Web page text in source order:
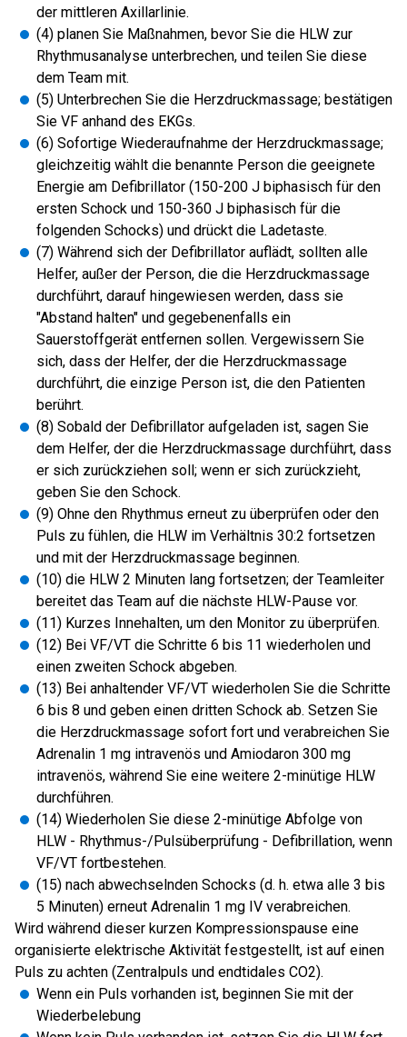
der mittleren Axillarlinie.
(4) planen Sie Maßnahmen, bevor Sie die HLW zur
Rhythmusanalyse unterbrechen, und teilen Sie diese
dem Team mit.
(5) Unterbrechen Sie die Herzdruckmassage; bestätigen
Sie VF anhand des EKGs.
(6) Sofortige Wiederaufnahme der Herzdruckmassage;
gleichzeitig wählt die benannte Person die geeignete
Energie am Defibrillator (150-200 J biphasisch für den
ersten Schock und 150-360 J biphasisch für die
folgenden Schocks) und drückt die Ladetaste.
(7) Während sich der Defibrillator auflädt, sollten alle
Helfer, außer der Person, die die Herzdruckmassage
durchführt, darauf hingewiesen werden, dass sie
"Abstand halten" und gegebenenfalls ein
Sauerstoffgerät entfernen sollen. Vergewissern Sie
sich, dass der Helfer, der die Herzdruckmassage
durchführt, die einzige Person ist, die den Patienten
berührt.
(8) Sobald der Defibrillator aufgeladen ist, sagen Sie
dem Helfer, der die Herzdruckmassage durchführt, dass
er sich zurückziehen soll; wenn er sich zurückzieht,
geben Sie den Schock.
(9) Ohne den Rhythmus erneut zu überprüfen oder den
Puls zu fühlen, die HLW im Verhältnis 30:2 fortsetzen
und mit der Herzdruckmassage beginnen.
(10) die HLW 2 Minuten lang fortsetzen; der Teamleiter
bereitet das Team auf die nächste HLW-Pause vor.
(11) Kurzes Innehalten, um den Monitor zu überprüfen.
(12) Bei VF/VT die Schritte 6 bis 11 wiederholen und
einen zweiten Schock abgeben.
(13) Bei anhaltender VF/VT wiederholen Sie die Schritte
6 bis 8 und geben einen dritten Schock ab. Setzen Sie
die Herzdruckmassage sofort fort und verabreichen Sie
Adrenalin 1 mg intravenös und Amiodaron 300 mg
intravenös, während Sie eine weitere 2-minütige HLW
durchführen.
(14) Wiederholen Sie diese 2-minütige Abfolge von
HLW - Rhythmus-/Pulsüberprüfung - Defibrillation, wenn
VF/VT fortbestehen.
(15) nach abwechselnden Schocks (d. h. etwa alle 3 bis
5 Minuten) erneut Adrenalin 1 mg IV verabreichen.
Wird während dieser kurzen Kompressionspause eine
organisierte elektrische Aktivität festgestellt, ist auf einen
Puls zu achten (Zentralpuls und endtidales CO2).
Wenn ein Puls vorhanden ist, beginnen Sie mit der
Wiederbelebung